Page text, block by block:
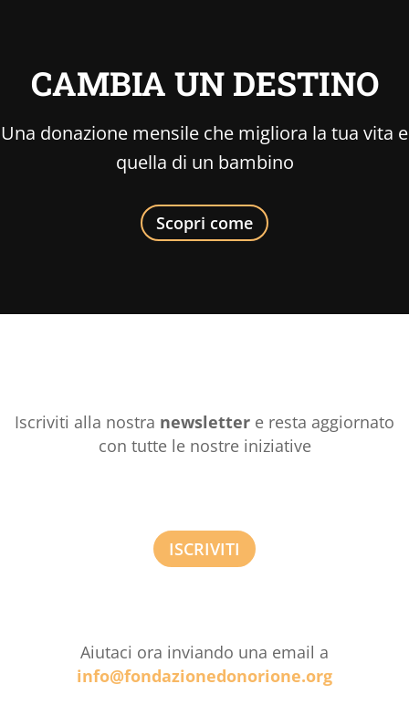
CAMBIA UN DESTINO
Una donazione mensile che migliora la tua vita e
quella di un bambino
Scopri come
Iscriviti alla nostra newsletter e resta aggiornato
con tutte le nostre iniziative
ISCRIVITI
Aiutaci ora inviando una email a
info@fondazionedonorione.org